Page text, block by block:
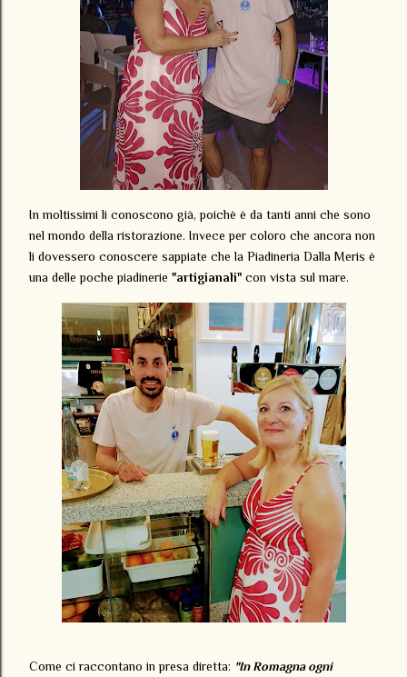
In moltissimi li conoscono già, poichè è da tanti anni che sono
nel mondo della ristorazione. Invece per coloro che ancora non
li dovessero conoscere sappiate che la Piadineria Dalla Meris è
una delle poche piadinerie "artigianali" con vista sul mare.
Come ci raccontano in presa diretta: "In Romagna ogni